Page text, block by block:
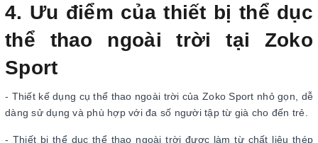
4. Ưu điểm của thiết bị thể dục
thể thao ngoài trời tại Zoko
Sport
- Thiết kế dụng cụ thể thao ngoài trời của Zoko Sport nhỏ gọn, dễ
dàng sử dụng và phù hợp với đa số người tập từ già cho đến trẻ.
- Thiết bị thể dục thể thao ngoài trời được làm từ chất liệu thép